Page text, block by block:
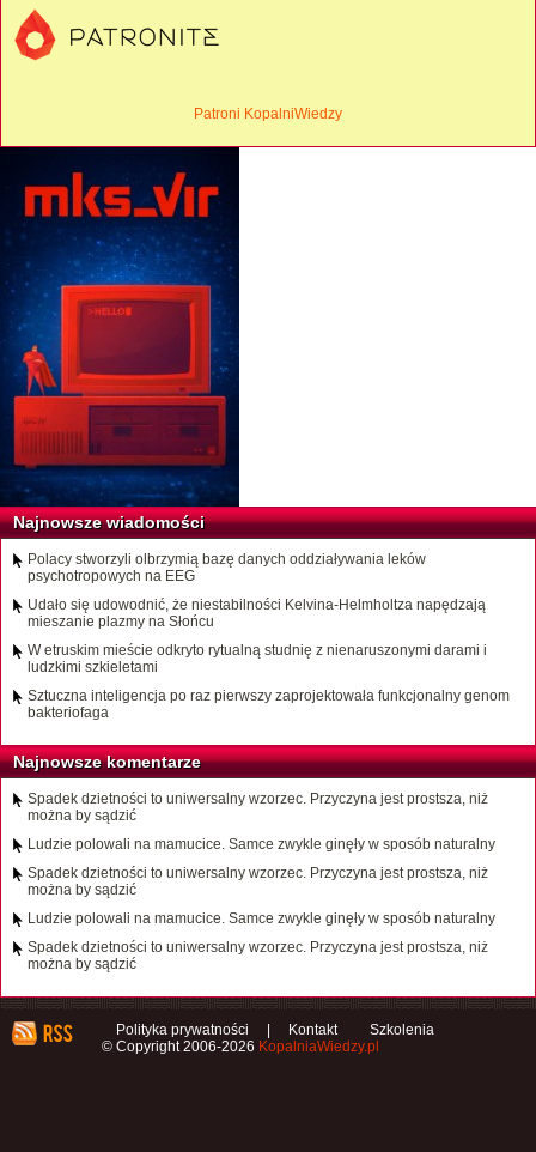
Patroni KopalniWiedzy
Najnowsze wiadomości
Polacy stworzyli olbrzymią bazę danych oddziaływania leków
psychotropowych na EEG
Udało się udowodnić, że niestabilności Kelvina-Helmholtza napędzają
mieszanie plazmy na Słońcu
W etruskim mieście odkryto rytualną studnię z nienaruszonymi darami i
ludzkimi szkieletami
Sztuczna inteligencja po raz pierwszy zaprojektowała funkcjonalny genom
bakteriofaga
Najnowsze komentarze
Spadek dzietności to uniwersalny wzorzec. Przyczyna jest prostsza, niż
można by sądzić
Ludzie polowali na mamucice. Samce zwykle ginęły w sposób naturalny
Spadek dzietności to uniwersalny wzorzec. Przyczyna jest prostsza, niż
można by sądzić
Ludzie polowali na mamucice. Samce zwykle ginęły w sposób naturalny
Spadek dzietności to uniwersalny wzorzec. Przyczyna jest prostsza, niż
można by sądzić
Polityka prywatności Kontakt
Szkolenia
© Copyright 2006-2026 KopalniaWiedzy.pl